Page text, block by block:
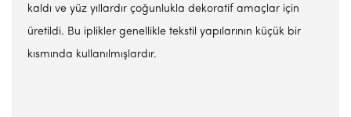
kaldı ve yüz yıllardır çoğunlukla dekoratif amaçlar için
üretildi. Bu iplikler genellikle tekstil yapılarının küçük bir
kısmında kullanılmışlardır.